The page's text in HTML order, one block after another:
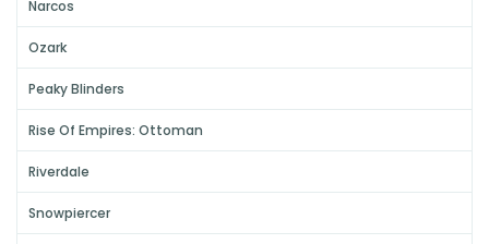
Narcos
Ozark
Peaky Blinders
Rise Of Empires: Ottoman
Riverdale
Snowpiercer